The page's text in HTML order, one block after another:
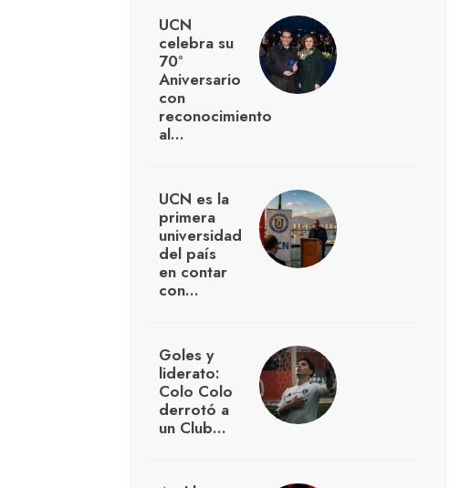
UCN
celebra su
70°
Aniversario
con
reconocimiento
al…
UCN es la
primera
universidad
del país
en contar
con…
Goles y
liderato:
Colo Colo
derrotó a
un Club…